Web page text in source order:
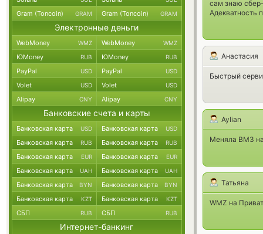
сам знаю
Адекватность
Анастасия
Быстрый
Aylian
Меняла ВМЗ
Татьяна
WMZ на
Gram (Toncoin) GRAM Gram (Toncoin) GRAM
Электронные деньги
WebMoney WMZ WebMoney WMZ
ЮMoney RUB ЮMoney RUB
PayPal USD PayPal USD
Volet USD Volet USD
Alipay CNY Alipay CNY
Банковские счета и карты
Банковская карта USD Банковская карта USD
Банковская карта RUB Банковская карта RUB
Банковская карта EUR Банковская карта EUR
Банковская карта UAH Банковская карта UAH
Банковская карта BYN Банковская карта BYN
Банковская карта KZT Банковская карта KZT
СБП RUB СБП RUB
Интернет-банкинг